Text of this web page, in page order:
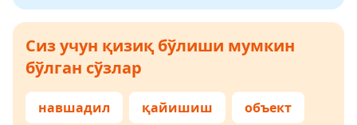
Сиз учун қизиқ бўлиши мумкин
бўлган сўзлар
навшадил қайишиш объект